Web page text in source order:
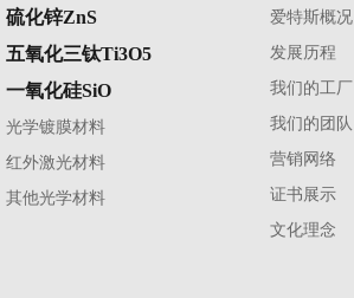
硫化锌ZnS
五氧化三钛Ti3O5
一氧化硅SiO
光学镀膜材料
红外激光材料
其他光学材料
爱特斯概况
发展历程
我们的工厂
我们的团队
营销网络
证书展示
文化理念